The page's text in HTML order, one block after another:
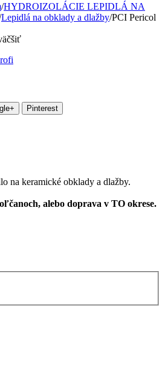
/HYDROIZOLÁCIE LEPIDLÁ NA
Lepidlá na obklady a dlažby/PCI Pericol
Pinterest
na keramické obklady a dlažby.
alebo doprava v TO okrese.